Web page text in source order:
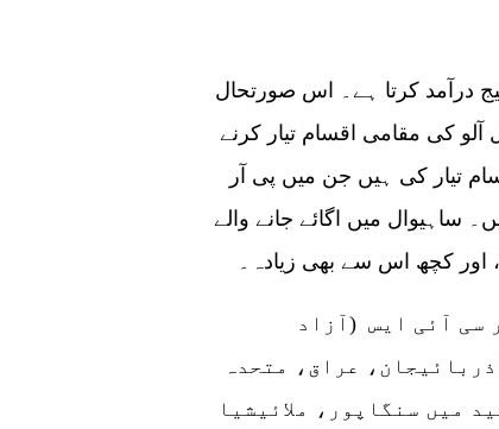
آلو کی مقامی اقسام تیار کرنے
تیار کی ہیں جن میں پی آر
کاسمو، اور اعجاز 22 شامل ہیں۔ ساہیوال میں اگائے جانے والے
اور کچھ اس سے بھی زیادہ۔
سی آئی ایس (آزاد
عراق، متحدہ
میں سنگاپور، ملائیشیا